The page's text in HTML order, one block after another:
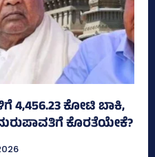
4,456.23 ಕೋಟಿ ಬಾಕಿ,
ಕೊರತೆಯೇಕೆ?